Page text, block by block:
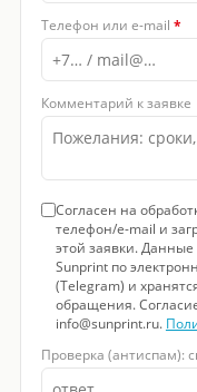
Телефон или e-mail *
Комментарий к заявке
Согласен на
телефон/e-mail и
этой заявки.
Sunprint по
(Telegram) и
обращения.
info@sunprint.ru.
Проверка (антиспам):